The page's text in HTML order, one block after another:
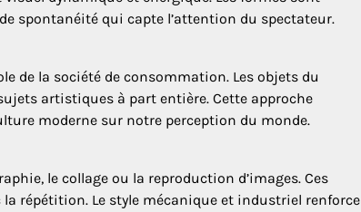
spontanéité qui capte l’attention du spectateur.
de la société de consommation. Les objets du
artistiques à part entière. Cette approche
moderne sur notre perception du monde.
le collage ou la reproduction d’images. Ces
répétition. Le style mécanique et industriel renforce